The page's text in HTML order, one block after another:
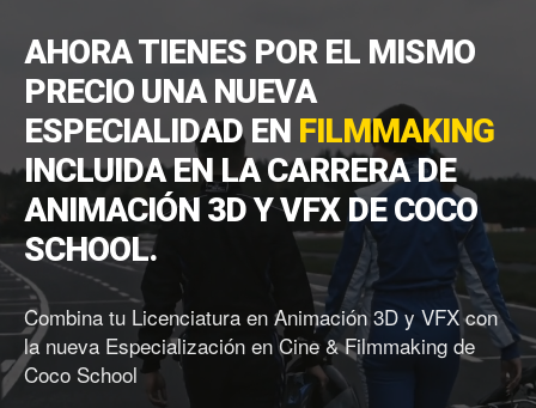
AHORA TIENES POR EL MISMO
PRECIO UNA NUEVA
ESPECIALIDAD EN FILMMAKING
INCLUIDA EN LA CARRERA DE
ANIMACIÓN 3D Y VFX DE COCO
SCHOOL.
Combina tu Licenciatura en Animación 3D y VFX con
la nueva Especialización en Cine & Filmmaking de
Coco School